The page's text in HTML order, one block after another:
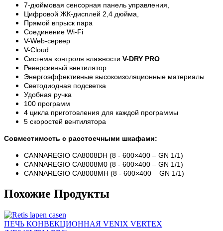
7-дюймовая сенсорная панель управления,
Цифровой ЖК-дисплей 2,4 дюйма,
Прямой впрыск пара
Соединение Wi-Fi
V-Web-сервер
V-Cloud
Система контроля влажности V-DRY PRO
Реверсивный вентилятор
Энергоэффективные высокоизоляционные материалы
Светодиодная подсветка
Удобная ручка
100 программ
4 цикла приготовления для каждой программы
5 скоростей вентилятора
Совместимость с расстоечными шкафами:
CANNAREGIO CA8008DH (8 - 600×400 – GN 1/1)
CANNAREGIO CA8008M0 (8 - 600×400 – GN 1/1)
CANNAREGIO CA8008MH (8 - 600×400 – GN 1/1)
Похожие Продукты
ПЕЧЬ КОНВЕКЦИОННАЯ VENIX VERTEX